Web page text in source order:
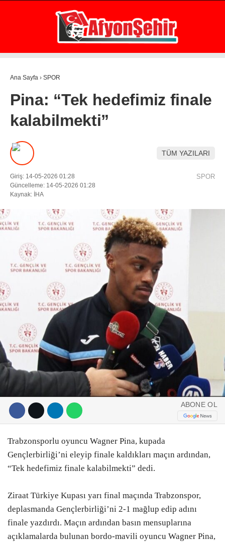
WhatsApp İhbar Hattı
Facebook
Instagram
Youtube
19.2 °
AFYON
GÜNDEM
EKONOMİ
ASAYİŞ
POLİTİKA
SPOR
SAĞLIK
İLÇE
DIĞER
ÇEVRE
RESMI İLANLAR
E-GAZETE
CANLI YAYIN
Ana Sayfa › SPOR
Pina: “Tek hedefimiz finale
kalabilmekti”
TÜM YAZILARI
Giriş: 14-05-2026 01:28
Güncelleme: 14-05-2026 01:28
Kaynak: İHA
SPOR
ABONE OL
Trabzonsporlu oyuncu Wagner Pina, kupada
Gençlerbirliği’ni eleyip finale kaldıkları maçın ardından,
“Tek hedefimiz finale kalabilmekti” dedi.
Ziraat Türkiye Kupası yarı final maçında Trabzonspor,
deplasmanda Gençlerbirliği’ni 2-1 mağlup edip adını
finale yazdırdı. Maçın ardından basın mensuplarına
açıklamalarda bulunan bordo-mavili oyuncu Wagner Pina,